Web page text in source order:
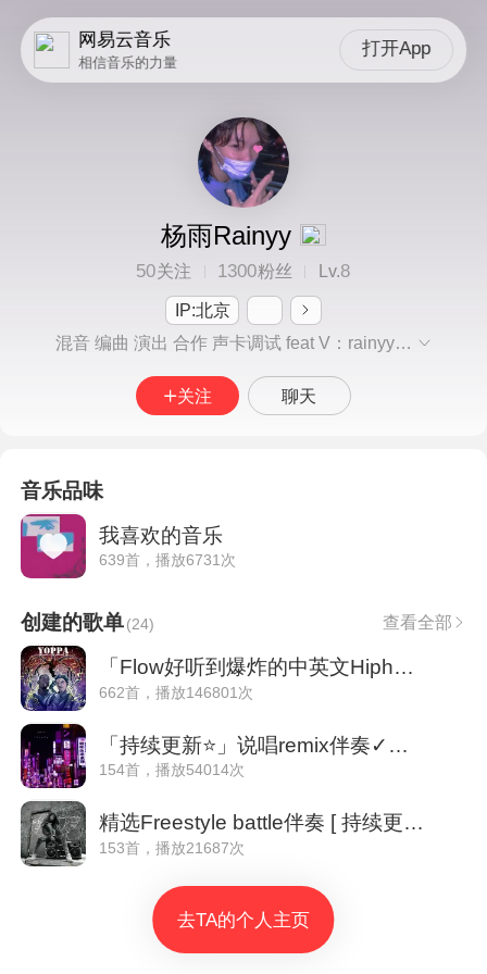
网易云音乐
相信音乐的力量
打开App
杨雨Rainyy
50关注 1300粉丝 Lv.8
IP:北京
混音 编曲 演出 合作 声卡调试 feat V：rainyy20021204
关注 聊天
音乐品味
我喜欢的音乐
639首，播放6731次
创建的歌单(24) 查看全部
「Flow好听到爆炸的中英文Hiphop说唱」
662首，播放146801次
「持续更新⭐」说唱remix伴奏✓自带hook
154首，播放54014次
精选Freestyle battle伴奏 [ 持续更新⭐]
153首，播放21687次
去TA的个人主页